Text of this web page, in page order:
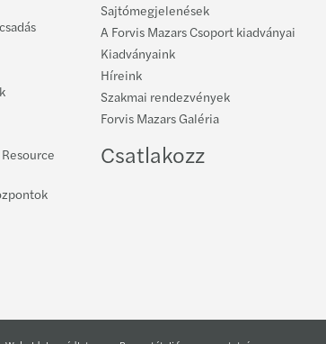
Sajtómegjelenések
A Forvis Mazars Csoport kiadványai
Kiadványaink
Híreink
Szakmai rendezvények
Forvis Mazars Galéria
Csatlakozz